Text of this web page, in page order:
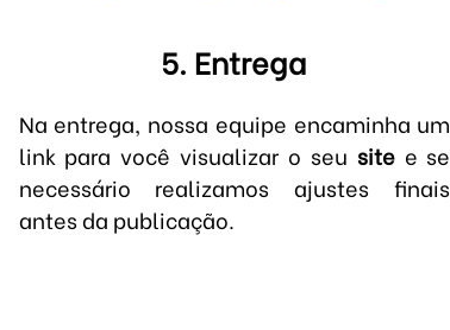
5. Entrega
Na entrega, nossa equipe encaminha um
link para você visualizar o seu sitee se
necessário realizamos ajustes finais
antes da publicação.